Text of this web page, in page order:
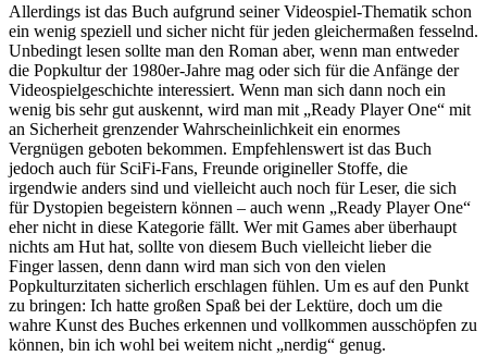
Allerdings ist das Buch aufgrund seiner Videospiel-Thematik schon
ein wenig speziell und sicher nicht für jeden gleichermaßen fesselnd.
Unbedingt lesen sollte man den Roman aber, wenn man entweder
die Popkultur der 1980er-Jahre mag oder sich für die Anfänge der
Videospielgeschichte interessiert. Wenn man sich dann noch ein
wenig bis sehr gut auskennt, wird man mit „Ready Player One“ mit
an Sicherheit grenzender Wahrscheinlichkeit ein enormes
Vergnügen geboten bekommen. Empfehlenswert ist das Buch
jedoch auch für SciFi-Fans, Freunde origineller Stoffe, die
irgendwie anders sind und vielleicht auch noch für Leser, die sich
für Dystopien begeistern können – auch wenn „Ready Player One“
eher nicht in diese Kategorie fällt. Wer mit Games aber überhaupt
nichts am Hut hat, sollte von diesem Buch vielleicht lieber die
Finger lassen, denn dann wird man sich von den vielen
Popkulturzitaten sicherlich erschlagen fühlen. Um es auf den Punkt
zu bringen: Ich hatte großen Spaß bei der Lektüre, doch um die
wahre Kunst des Buches erkennen und vollkommen ausschöpfen zu
können, bin ich wohl bei weitem nicht „nerdig“ genug.